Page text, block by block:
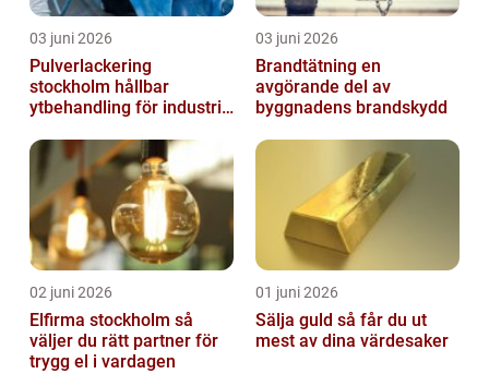
03 juni 2026
Pulverlackering
stockholm hållbar
ytbehandling för industri
03 juni 2026
Brandtätning en
avgörande del av
byggnadens brandskydd
02 juni 2026
Elfirma stockholm så
väljer du rätt partner för
trygg el i vardagen
01 juni 2026
Sälja guld så får du ut
mest av dina värdesaker